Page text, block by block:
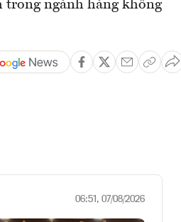
trong ngành hàng không
06:51, 07/08/2026